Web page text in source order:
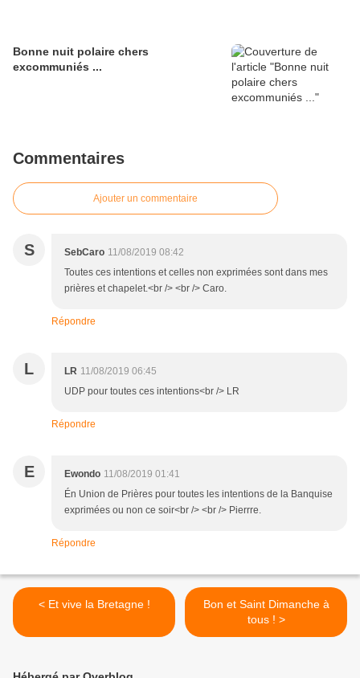
Bonne nuit polaire chers
excommuniés ...
Commentaires
Ajouter un commentaire
S SebCaro 11/08/2019 08:42
Toutes ces intentions et celles non exprimées sont dans mes
prières et chapelet.<br /> <br /> Caro.
Répondre
L LR 11/08/2019 06:45
UDP pour toutes ces intentions<br /> LR
Répondre
E Ewondo 11/08/2019 01:41
Én Union de Prières pour toutes les intentions de la Banquise
exprimées ou non ce soir<br /> <br /> Pierrre.
Répondre
< Et vive la Bretagne !
Bon et Saint Dimanche à
tous ! >